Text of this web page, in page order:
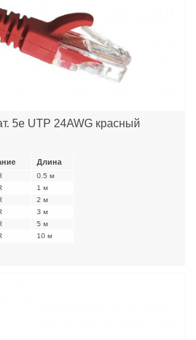
5е UTP 24AWG красный
Длина
0.5 м
1 м
2 м
3 м
5 м
10 м